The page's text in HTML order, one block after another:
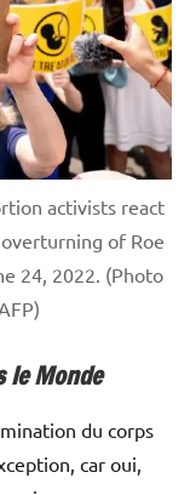
activists react
of Roe
24, 2022. (Photo
le Monde
du corps
car oui,